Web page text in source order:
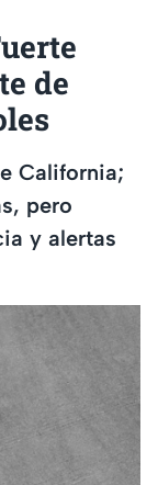
de
California;
pero
y alertas